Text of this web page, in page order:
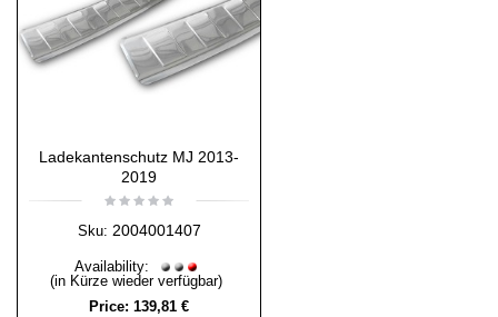
Ladekantenschutz MJ 2013-
2019
Sku: 2004001407
Availability:
(in Kürze wieder verfügbar)
Price: 139,81 €